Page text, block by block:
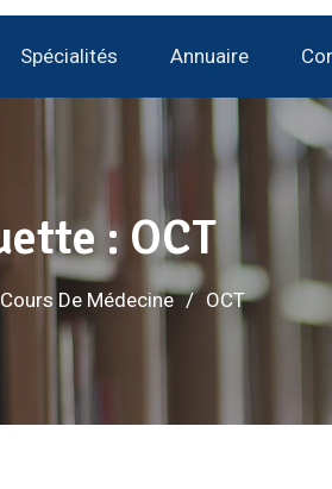
Spécialités Annuaire
:OCT
Cours De Médecine OCT